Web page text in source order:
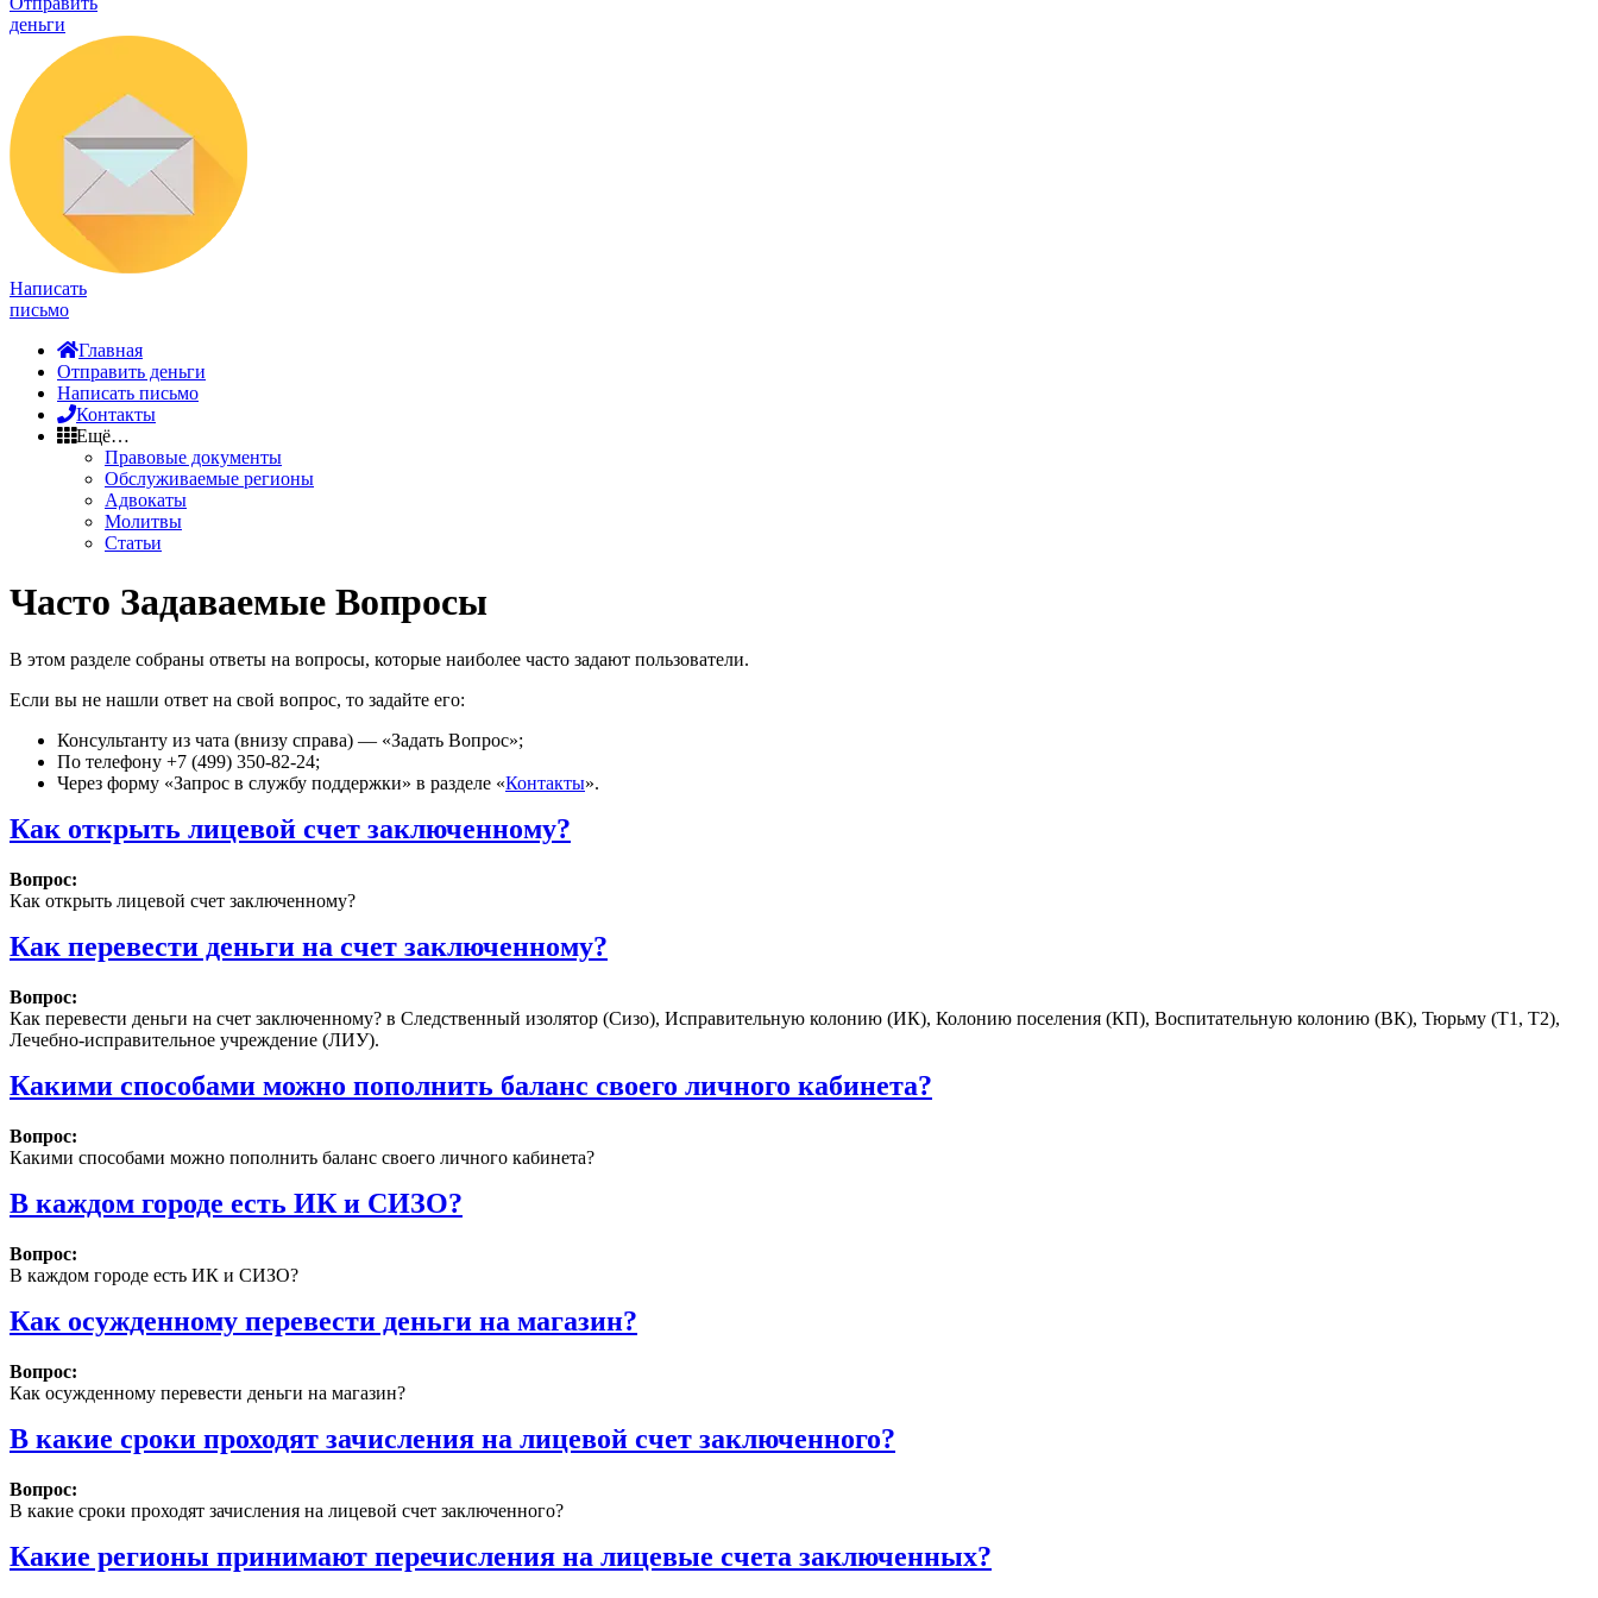
деньги
Написать
письмо
Главная
Отправить деньги
Написать письмо
Контакты
Ещё…
Правовые документы
Обслуживаемые регионы
Адвокаты
Молитвы
Статьи
Часто Задаваемые Вопросы
В этом разделе собраны ответы на вопросы, которые наиболее часто задают пользователи.
Если вы не нашли ответ на свой вопрос, то задайте его:
Консультанту из чата (внизу справа) — «Задать Вопрос»;
По телефону +7 (499) 350-82-24;
Через форму «Запрос в службу поддержки» в разделе «Контакты».
Как открыть лицевой счет заключенному?
Вопрос:
Как открыть лицевой счет заключенному?
Как перевести деньги на счет заключенному?
Вопрос:
Как перевести деньги на счет заключенному? в Следственный изолятор (Сизо), Исправительную колонию (ИК), Колонию поселения (КП), Воспитательную колонию (ВК), Тюрьму (Т1, Т2),
Лечебно-исправительное учреждение (ЛИУ).
Какими способами можно пополнить баланс своего личного кабинета?
Вопрос:
Какими способами можно пополнить баланс своего личного кабинета?
В каждом городе есть ИК и СИЗО?
Вопрос:
В каждом городе есть ИК и СИЗО?
Как осужденному перевести деньги на магазин?
Вопрос:
Как осужденному перевести деньги на магазин?
В какие сроки проходят зачисления на лицевой счет заключенного?
Вопрос:
В какие сроки проходят зачисления на лицевой счет заключенного?
Какие регионы принимают перечисления на лицевые счета заключенных?